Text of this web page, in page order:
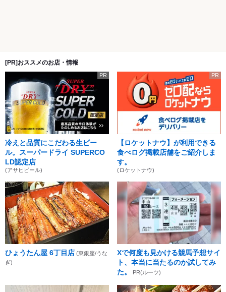
[PR]おススメのお店・情報
PR
冷えと品質にこだわる生ビー
ル。スーパードライ SUPERCO
LD認定店
(アサヒビール)
PR
【ロケットナウ】が利用できる
食べログ掲載店舗をご紹介しま
す。
(ロケットナウ)
ひょうたん屋 6丁目店 (東銀座/うな
ぎ)
Xで何度も見かける競馬予想サイ
ト、本当に当たるのか試してみ
た。
PR(ルーツ)